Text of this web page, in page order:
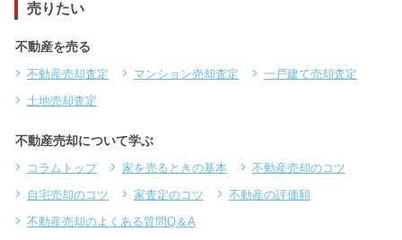
売りたい
不動産を売る
不動産売却査定 マンション売却査定
一戸建て売却査定
土地売却査定
不動産売却について学ぶ
コラムトップ 家を売るときの基本
不動産売却のコツ
自宅売却のコツ
家査定のコツ
不動産の評価額
不動産売却のよくある質問Q＆A